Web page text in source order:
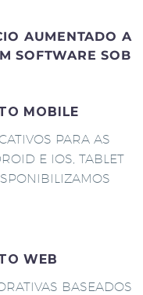
AUMENTADO A
SOFTWARE SOB
MOBILE
PARA AS
E IOS, TABLET
WEB
BASEADOS